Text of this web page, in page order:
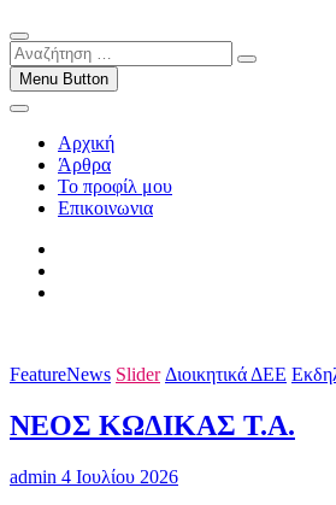
Αναζήτηση
…Menu Button
Αρχική
Άρθρα
Το προφίλ μου
Επικοινωνια
FeatureNews Slider Διοικητικά ΔΕΕ
ΝΕΟΣ ΚΩΔΙΚΑΣ Τ.Α.
admin 4 Ιουλίου 2026